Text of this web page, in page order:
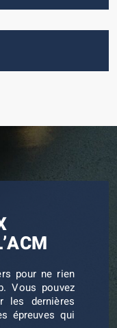
pour ne rien
Vous pouvez
les dernières
épreuves qui